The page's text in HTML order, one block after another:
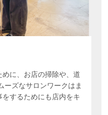
に、お店の掃除や、道
ーズなサロンワークはま
するためにも店内をキ